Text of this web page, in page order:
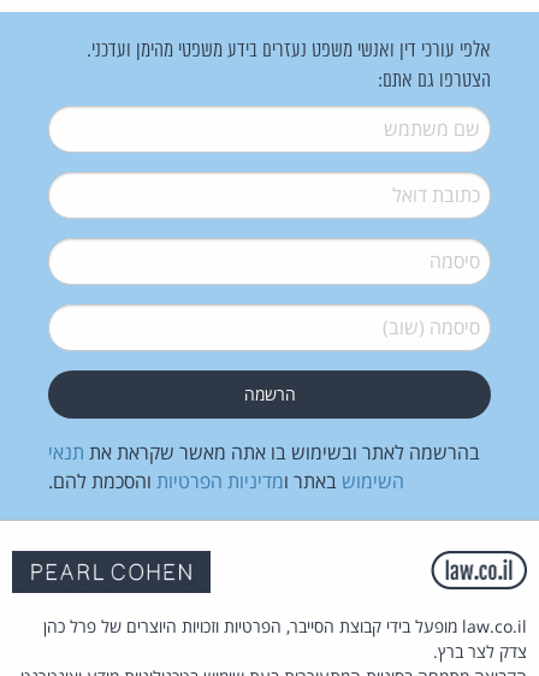
אלפי עורכי דין ואנשי משפט נעזרים בידע משפטי מהימן ועדכני.
הצטרפו גם אתם:
שם משתמש*
דואל*
סיסמה*
סיסמה (שוב)*
בהרשמה לאתר ובשימוש בו אתה מאשר שקראת את תנאי
השימוש באתר ומדיניות הפרטיות והסכמת להם.
law.co.il מופעל בידי קבוצת הסייבר, הפרטיות וזכויות היוצרים של פרל כהן
צדק לצר ברץ.